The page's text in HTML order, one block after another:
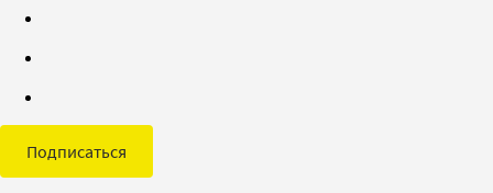
Подписаться